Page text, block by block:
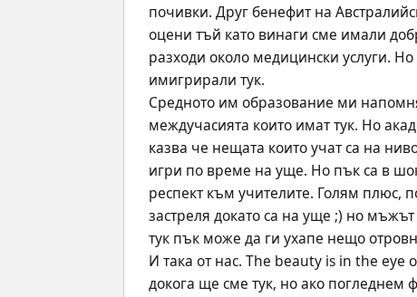
почивки. Друг бенефит на
оцени тъй като винаги сме имали
разходи около медицински услуги.
имигрирали тук.
Средното им образование ми
междучасията които имат тук. Но
казва че нещата които учат са на
игри по време на уще. Но пък са в
респект към учителите. Голям плюс,
застреля докато са на уще ;) но
тук пък може да ги ухапе нещо
И така от нас. The beauty is in the eye
докога ще сме тук, но ако